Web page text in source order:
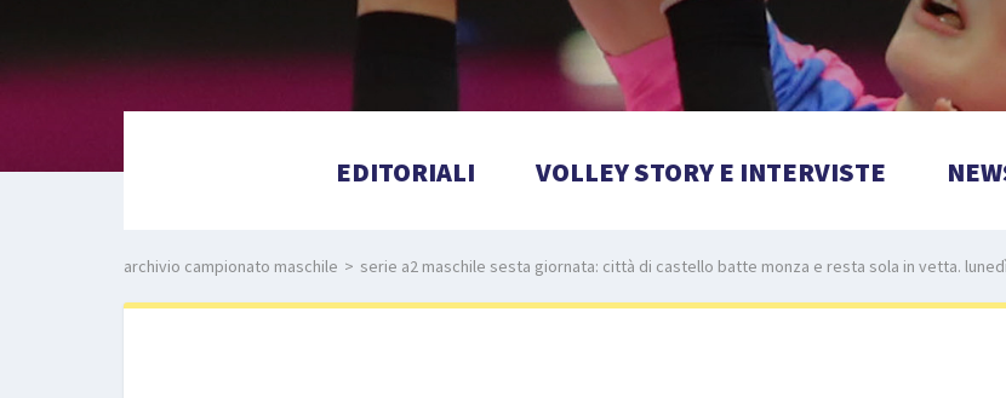
EDITORIALI VOLLEY STORY E INTERVISTE
archivio campionato maschile > serie a2 maschile sesta giornata: città di castello batte monza e resta sola in vetta.